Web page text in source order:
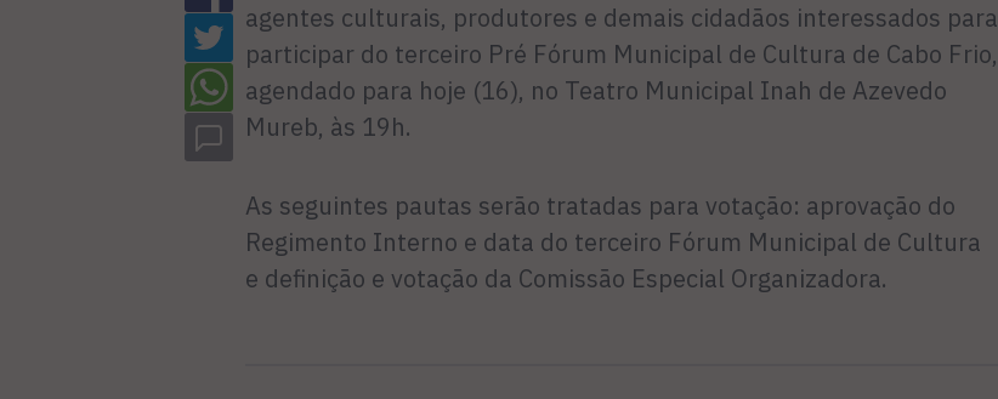
agentes culturais, produtores e demais cidadãos interessados para
participar do terceiro Pré Fórum Municipal de Cultura de Cabo Frio,
agendado para hoje (16), no Teatro Municipal Inah de Azevedo
Mureb, às 19h.
As seguintes pautas serão tratadas para votação: aprovação do
Regimento Interno e data do terceiro Fórum Municipal de Cultura
e definição e votação da Comissão Especial Organizadora.